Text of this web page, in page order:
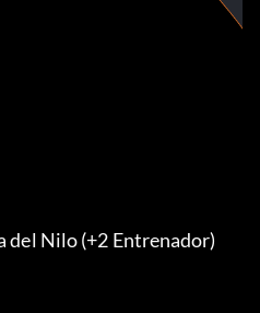
del Nilo (+2 Entrenador)